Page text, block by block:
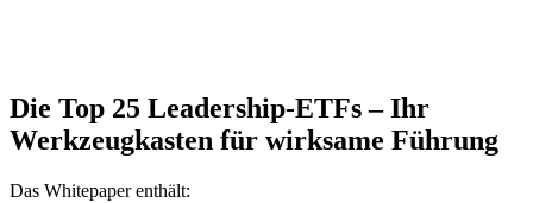
Die Top 25 Leadership-ETFs – Ihr
Werkzeugkasten für wirksame Führung
Das Whitepaper enthält: